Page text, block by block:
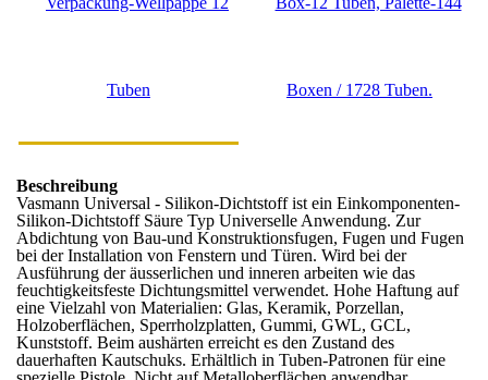
Beschreibung
Vasmann Universal - Silikon-Dichtstoff ist ein Einkomponenten-
Silikon-Dichtstoff Säure Typ Universelle Anwendung. Zur
Abdichtung von Bau-und Konstruktionsfugen, Fugen und Fugen
bei der Installation von Fenstern und Türen. Wird bei der
Ausführung der äusserlichen und inneren arbeiten wie das
feuchtigkeitsfeste Dichtungsmittel verwendet. Hohe Haftung auf
eine Vielzahl von Materialien: Glas, Keramik, Porzellan,
Holzoberflächen, Sperrholzplatten, Gummi, GWL, GCL,
Kunststoff. Beim aushärten erreicht es den Zustand des
dauerhaften Kautschuks. Erhältlich in Tuben-Patronen für eine